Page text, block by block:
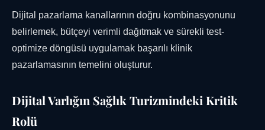
Dijital pazarlama kanallarının doğru kombinasyonunu
belirlemek, bütçeyi verimli dağıtmak ve sürekli test-
optimize döngüsü uygulamak başarılı klinik
pazarlamasının temelini oluşturur.
Dijital Varlığın Sağlık Turizmindeki Kritik
Rolü